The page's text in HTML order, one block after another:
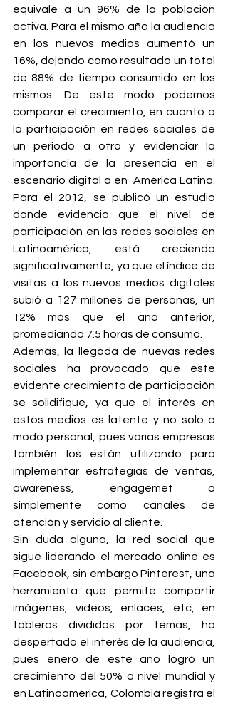
equivale a un 96% de la población
activa. Para el mismo año la audiencia
en los nuevos medios aumentó un
16%, dejando como resultado un total
de 88% de tiempo consumido en los
mismos. De este modo podemos
comparar el crecimiento, en cuanto a
la participación en redes sociales de
un periodo a otro y evidenciar la
importancia de la presencia en el
escenario digital a en  América Latina.
Para el 2012, se publicó un estudio
donde evidencia que el nivel de
participación en las redes sociales en
Latinoamérica, está creciendo
significativamente, ya que el índice de
visitas a los nuevos medios digitales
subió a 127 millones de personas, un
12% más que el año anterior,
promediando 7.5 horas de consumo.
Además, la llegada de nuevas redes
sociales ha provocado que este
evidente crecimiento de participación
se solidifique, ya que el interés en
estos medios es latente y no solo a
modo personal, pues varias empresas
también los están utilizando para
implementar estrategias de ventas,
awareness, engagemet o
simplemente como canales de
atención y servicio al cliente.
Sin duda alguna, la red social que
sigue liderando el mercado online es
Facebook, sin embargo Pinterest, una
herramienta que permite compartir
imágenes, videos, enlaces, etc, en
tableros divididos por temas, ha
despertado el interés de la audiencia,
pues enero de este año logró un
crecimiento del 50% a nivel mundial y
en Latinoamérica, Colombia registra el